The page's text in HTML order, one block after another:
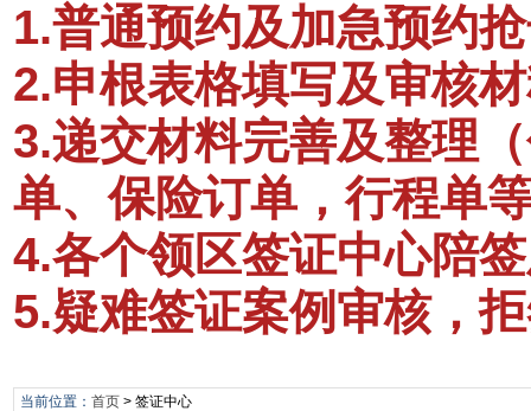
1.普通预约及加急预约
2.申根表格填写及审核
3.递交材料完善及整理
单、保险订单，行程单
4.各个领区签证中心陪
5.疑难签证案例审核，
当前位置： 首页> 签证中心